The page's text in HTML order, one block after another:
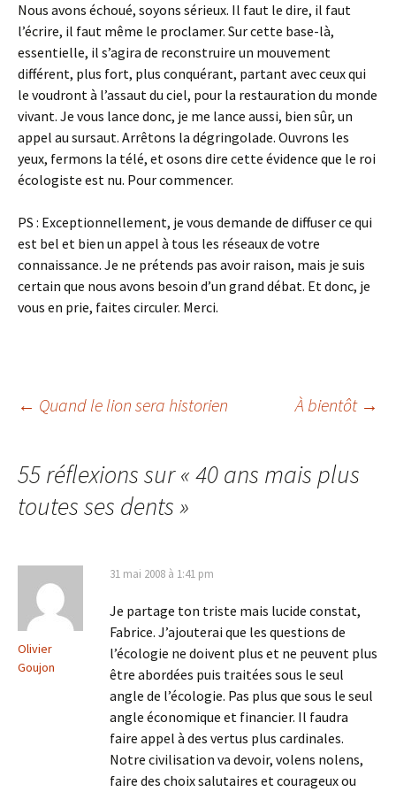
Nous avons échoué, soyons sérieux. Il faut le dire, il faut
l’écrire, il faut même le proclamer. Sur cette base-là,
essentielle, il s’agira de reconstruire un mouvement
différent, plus fort, plus conquérant, partant avec ceux qui
le voudront à l’assaut du ciel, pour la restauration du monde
vivant. Je vous lance donc, je me lance aussi, bien sûr, un
appel au sursaut. Arrêtons la dégringolade. Ouvrons les
yeux, fermons la télé, et osons dire cette évidence que le roi
écologiste est nu. Pour commencer.
PS : Exceptionnellement, je vous demande de diffuser ce qui
est bel et bien un appel à tous les réseaux de votre
connaissance. Je ne prétends pas avoir raison, mais je suis
certain que nous avons besoin d’un grand débat. Et donc, je
vous en prie, faites circuler. Merci.
Navigation
des
articles
← Quand le lion sera historien À bientôt →
55 réflexions sur «40 ans mais plus
toutes ses dents»
Olivier
Goujon
31 mai 2008 à 1:41 pm
Je partage ton triste mais lucide constat,
Fabrice. J’ajouterai que les questions de
l’écologie ne doivent plus et ne peuvent plus
être abordées puis traitées sous le seul
angle de l’écologie. Pas plus que sous le seul
angle économique et financier. Il faudra
faire appel à des vertus plus cardinales.
Notre civilisation va devoir, volens nolens,
faire des choix salutaires et courageux ou